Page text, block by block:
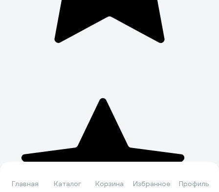
Главная Каталог Корзина Избранное Профиль